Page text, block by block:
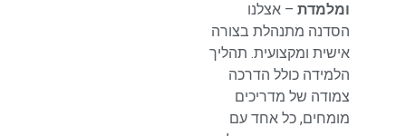
ומלמדת – אצלנו
הסדנה מתנהלת בצורה
אישית ומקצועית. תהליך
הלמידה כולל הדרכה
צמודה של מדריכים
מומחים, כל אחד עם